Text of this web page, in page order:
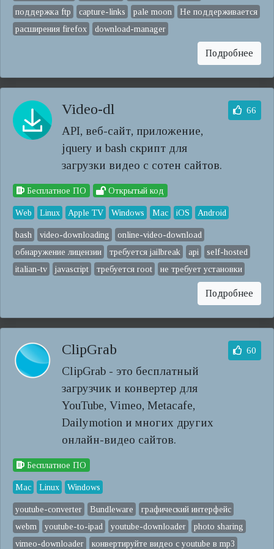
поддержка ftp capture-links pale moon
Не поддерживается
расширения firefox
download-manager
Подробнее
Video-dl
API, веб-сайт, приложение,
jquery и bash скрипт для
загрузки видео с сотен сайтов.
66
Бесплатное ПО Открытый код
Web Linux Apple TV Windows Mac iOS Android
bash video-downloading
online-video-download
обнаружение лицензии
требуется jailbreak api
self-hosted
italian-tv
javascript требуется root не требует установки
Подробнее
ClipGrab
ClipGrab - это бесплатный
загрузчик и конвертер для
YouTube, Vimeo, Metacafe,
Dailymotion и многих других
онлайн-видео сайтов.
60
Бесплатное ПО
Mac Linux Windows
youtube-converter Bundleware
графический интерфейс
webm
youtube-to-ipad youtube-downloader
photo sharing
vimeo-downloader
конвертируйте видео с youtube в mp3